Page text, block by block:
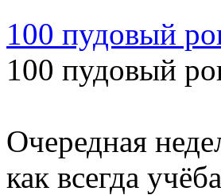
100 пудовый
100 пудовый
Очередная
как всегда